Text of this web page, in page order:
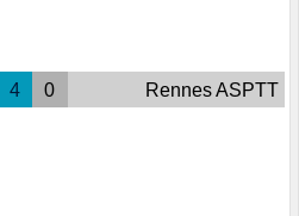
4 0 Rennes ASPTT